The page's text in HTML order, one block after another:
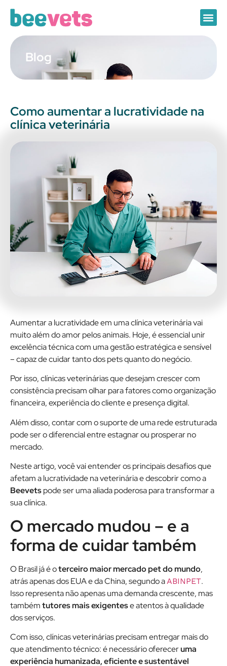
Blog
Como aumentar a lucratividade na
clínica veterinária
Aumentar a lucratividade em uma clínica veterinária vai
muito além do amor pelos animais. Hoje, é essencial unir
excelência técnica com uma gestão estratégica e sensível
– capaz de cuidar tanto dos pets quanto do negócio.
Por isso, clínicas veterinárias que desejam crescer com
consistência precisam olhar para fatores como organização
financeira, experiência do cliente e presença digital.
Além disso, contar com o suporte de uma rede estruturada
pode ser o diferencial entre estagnar ou prosperar no
mercado.
Neste artigo, você vai entender os principais desafios que
afetam a lucratividade na veterinária e descobrir como a
Beevetspode ser uma aliada poderosa para transformar a
sua clínica.
O mercado mudou – e a
forma de cuidar também
O Brasil já é oterceiro maior mercado pet do mundo,
atrás apenas dos EUA e da China, segundo a ABINPET.
Isso representa não apenas uma demanda crescente, mas
tambémtutores mais exigentese atentos à qualidade
dos serviços.
Com isso, clínicas veterinárias precisam entregar mais do
que atendimento técnico: é necessário ofereceruma
experiência humanizada, eficiente e sustentável